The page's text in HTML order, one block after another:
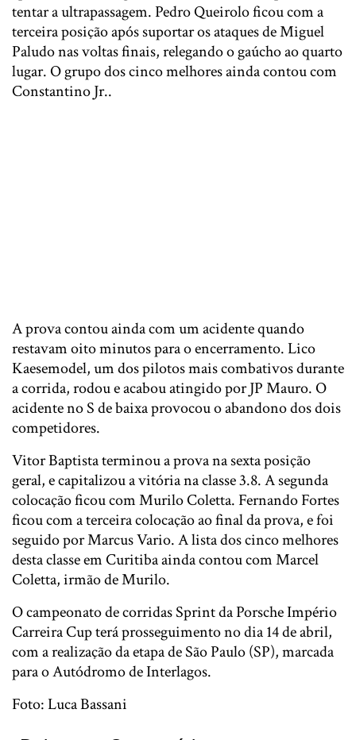
tentar a ultrapassagem. Pedro Queirolo ficou com a
terceira posição após suportar os ataques de Miguel
Paludo nas voltas finais, relegando o gaúcho ao quarto
lugar. O grupo dos cinco melhores ainda contou com
Constantino Jr..
A prova contou ainda com um acidente quando
restavam oito minutos para o encerramento. Lico
Kaesemodel, um dos pilotos mais combativos durante
a corrida, rodou e acabou atingido por JP Mauro. O
acidente no S de baixa provocou o abandono dos dois
competidores.
Vitor Baptista terminou a prova na sexta posição
geral, e capitalizou a vitória na classe 3.8. A segunda
colocação ficou com Murilo Coletta. Fernando Fortes
ficou com a terceira colocação ao final da prova, e foi
seguido por Marcus Vario. A lista dos cinco melhores
desta classe em Curitiba ainda contou com Marcel
Coletta, irmão de Murilo.
O campeonato de corridas Sprint da Porsche Império
Carreira Cup terá prosseguimento no dia 14 de abril,
com a realização da etapa de São Paulo (SP), marcada
para o Autódromo de Interlagos.
Foto: Luca Bassani